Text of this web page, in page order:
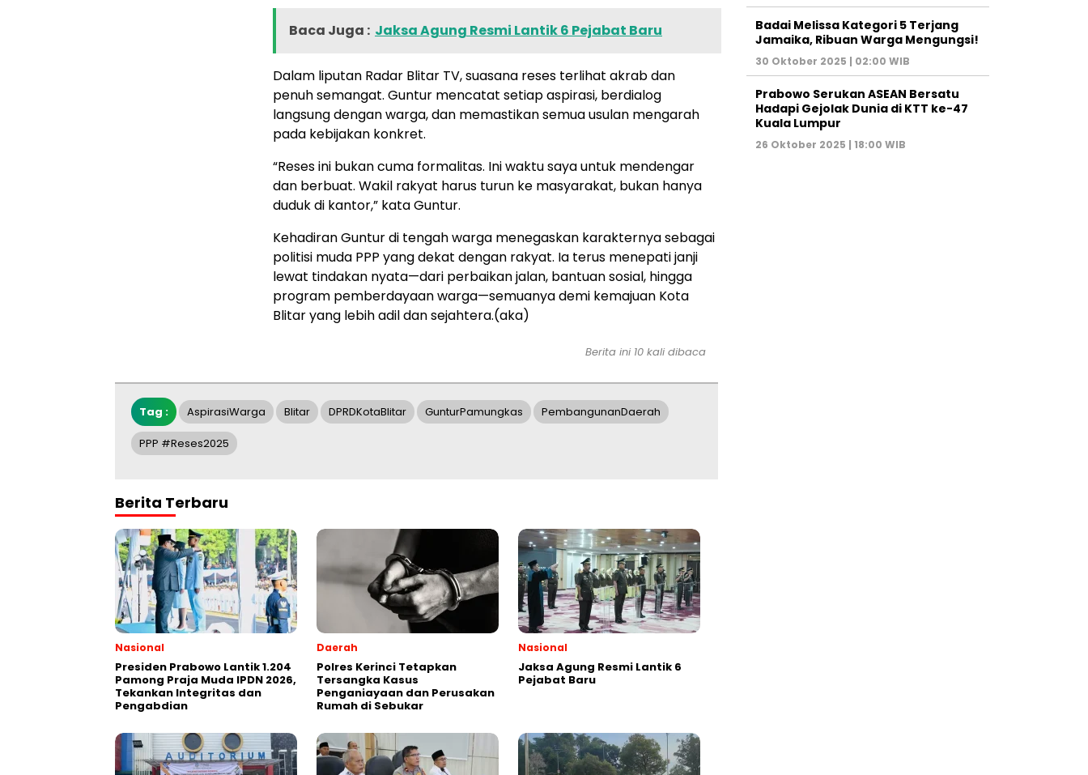
Baca Juga : Jaksa Agung Resmi Lantik 6 Pejabat Baru
Dalam liputan Radar Blitar TV, suasana reses terlihat akrab dan
penuh semangat. Guntur mencatat setiap aspirasi, berdialog
langsung dengan warga, dan memastikan semua usulan mengarah
pada kebijakan konkret.
“Reses ini bukan cuma formalitas. Ini waktu saya untuk mendengar
dan berbuat. Wakil rakyat harus turun ke masyarakat, bukan hanya
duduk di kantor,” kata Guntur.
Kehadiran Guntur di tengah warga menegaskan karakternya sebagai
politisi muda PPP yang dekat dengan rakyat. Ia terus menepati janji
lewat tindakan nyata—dari perbaikan jalan, bantuan sosial, hingga
program pemberdayaan warga—semuanya demi kemajuan Kota
Blitar yang lebih adil dan sejahtera.(aka)
Berita ini 10 kali dibaca
Tag : AspirasiWarga Blitar DPRDKotaBlitar GunturPamungkas PembangunanDaerah
PPP #Reses2025
Berita Terbaru
Nasional
Presiden Prabowo Lantik 1.204
Pamong Praja Muda IPDN 2026,
Tekankan Integritas dan
Pengabdian
Daerah
Polres Kerinci Tetapkan
Tersangka Kasus
Penganiayaan dan Perusakan
Rumah di Sebukar
Nasional
Jaksa Agung Resmi Lantik 6
Pejabat Baru
Badai Melissa Kategori 5 Terjang
Jamaika, Ribuan Warga Mengungsi!
30 Oktober 2025 | 02:00 WIB
Prabowo Serukan ASEAN Bersatu
Hadapi Gejolak Dunia di KTT ke-47
Kuala Lumpur
26 Oktober 2025 | 18:00 WIB